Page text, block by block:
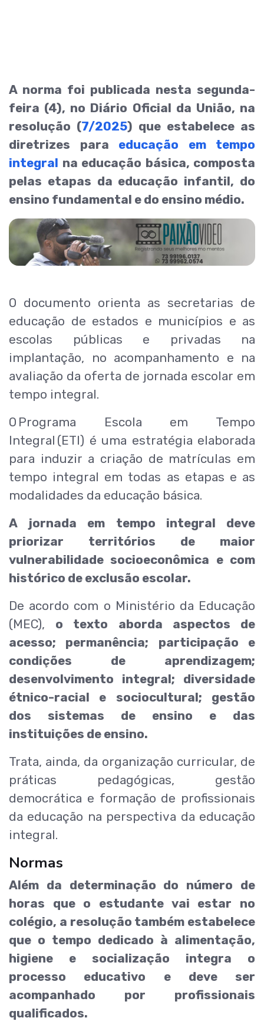
A norma foi publicada nesta segunda-
feira (4), no Diário Oficial da União, na
resolução (7/2025) que estabelece as
diretrizes para educação em tempo
integral na educação básica, composta
pelas etapas da educação infantil, do
ensino fundamental e do ensino médio.
O documento orienta as secretarias de
educação de estados e municípios e as
escolas públicas e privadas na
implantação, no acompanhamento e na
avaliação da oferta de jornada escolar em
tempo integral.
O Programa Escola em Tempo
Integral (ETI) é uma estratégia elaborada
para induzir a criação de matrículas em
tempo integral em todas as etapas e as
modalidades da educação básica.
A jornada em tempo integral deve
priorizar territórios de maior
vulnerabilidade socioeconômica e com
histórico de exclusão escolar.
De acordo com o Ministério da Educação
(MEC), o texto aborda aspectos de
acesso; permanência; participação e
condições de aprendizagem;
desenvolvimento integral; diversidade
étnico-racial e sociocultural; gestão
dos sistemas de ensino e das
instituições de ensino.
Trata, ainda, da organização curricular, de
práticas pedagógicas, gestão
democrática e formação de profissionais
da educação na perspectiva da educação
integral.
Normas
Além da determinação do número de
horas que o estudante vai estar no
colégio, a resolução também estabelece
que o tempo dedicado à alimentação,
higiene e socialização integra o
processo educativo e deve ser
acompanhado por profissionais
qualificados.